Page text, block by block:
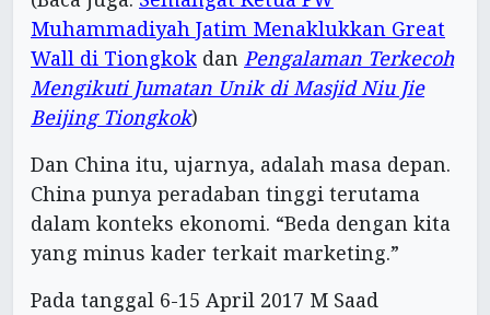
Muhammadiyah Jatim Menaklukkan Great
Wall di Tiongkok dan Pengalaman Terkecoh
Mengikuti Jumatan Unik di Masjid Niu Jie
Beijing Tiongkok)
Dan China itu, ujarnya, adalah masa depan.
China punya peradaban tinggi terutama
dalam konteks ekonomi. “Beda dengan kita
yang minus kader terkait marketing.”
Pada tanggal 6-15 April 2017 M Saad